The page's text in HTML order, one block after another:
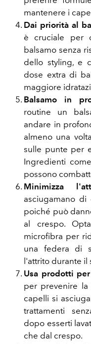
mantenere i
Dai priorità al
è cruciale per
balsamo senza
dello styling, e
dose extra di
maggiore
Balsamo in
routine un
andare in
almeno una
sulle punte per
Ingredienti
possono
Minimizza
asciugamano
poiché può
al crespo.
microfibra per
una federa di
l'attrito durante il
Usa prodotti
per prevenire
capelli si
trattamenti
dopo esserti
che dal crespo.